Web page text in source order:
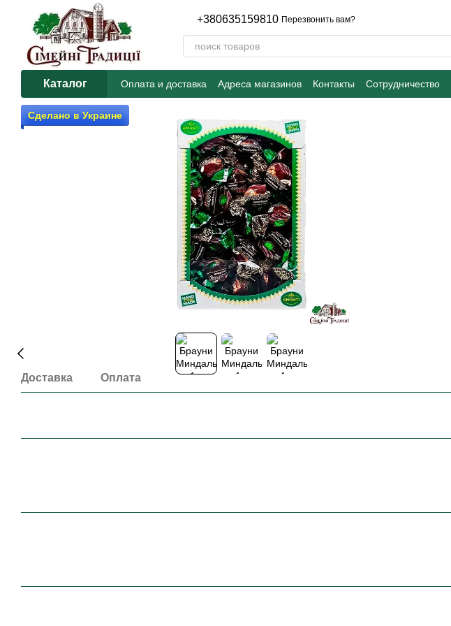
Перейти к основному контенту
+380635159810 Перезвонить вам?
Каталог Оплата и доставка Адреса магазинов Контакты Сотрудничество
Сделано в Украине
Доставка Оплата